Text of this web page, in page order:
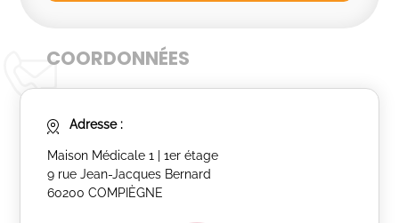
COORDONNÉES
Adresse :
Maison Médicale 1 | 1er étage
9 rue Jean-Jacques Bernard
60200 COMPIÈGNE